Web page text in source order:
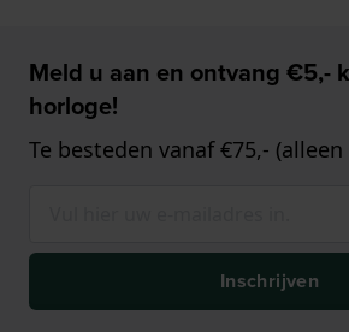
Meld u aan en ontvang €5,-
horloge!
Te besteden vanaf €75,-
Inschrijven